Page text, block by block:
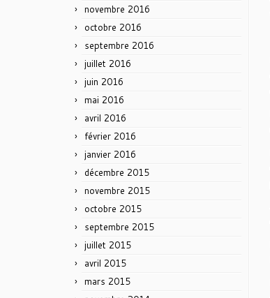
novembre 2016
octobre 2016
septembre 2016
juillet 2016
juin 2016
mai 2016
avril 2016
février 2016
janvier 2016
décembre 2015
novembre 2015
octobre 2015
septembre 2015
juillet 2015
avril 2015
mars 2015